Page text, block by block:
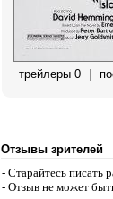
трейлеры 0
Отзывы зрителей
- Старайтесь писать
- Отзыв не может